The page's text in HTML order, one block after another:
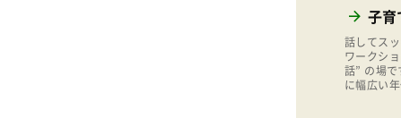
子
話してス
ワークシ
話” の場
に幅広い